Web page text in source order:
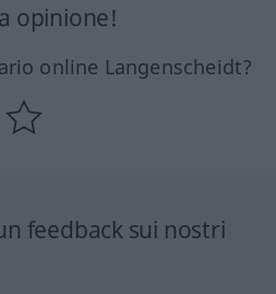
opinione!
online Langenscheidt?
feedback sui nostri